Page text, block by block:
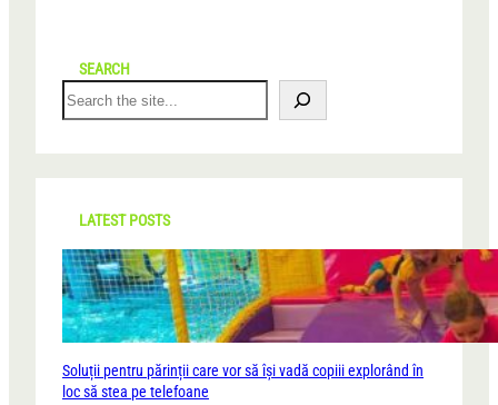
SEARCH
S
e
r
c
LATEST POSTS
Soluții pentru părinții care vor să își vadă copiii explorând în
loc să stea pe telefoane